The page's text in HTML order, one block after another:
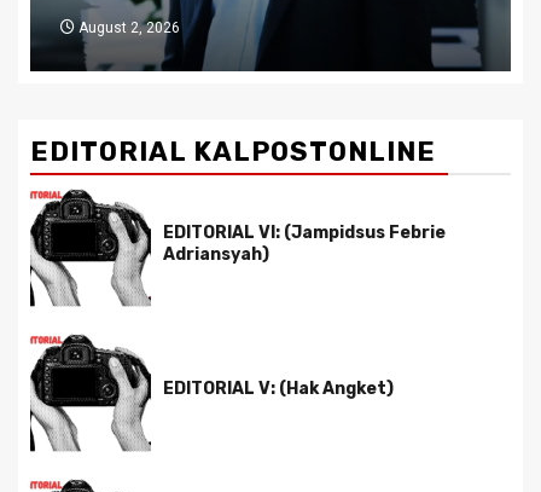
July 29, 2026
EDITORIAL KALPOSTONLINE
EDITORIAL VI: (Jampidsus Febrie
Adriansyah)
EDITORIAL V: (Hak Angket)